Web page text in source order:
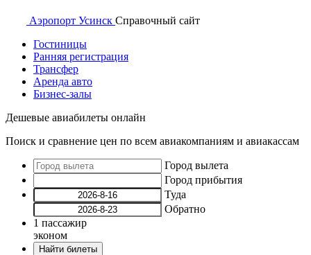
Аэропорт Усинск Справочный сайт
Гостиницы
Ранняя регистрация
Трансфер
Аренда авто
Бизнес-залы
Дешевые авиабилеты онлайн
Поиск и сравнение цен по всем авиакомпаниям и авиакассам
Город вылета
Город прибытия
Туда
Обратно
1 пассажир
эконом
Найти билеты